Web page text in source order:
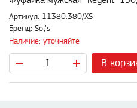
Артикул: 11380.380/XS
Бренд: Sol's
Наличие: уточняйте
В